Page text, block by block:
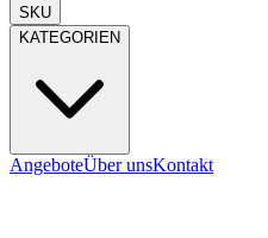
SKU
KATEGORIEN
AngeboteÜber unsKontakt